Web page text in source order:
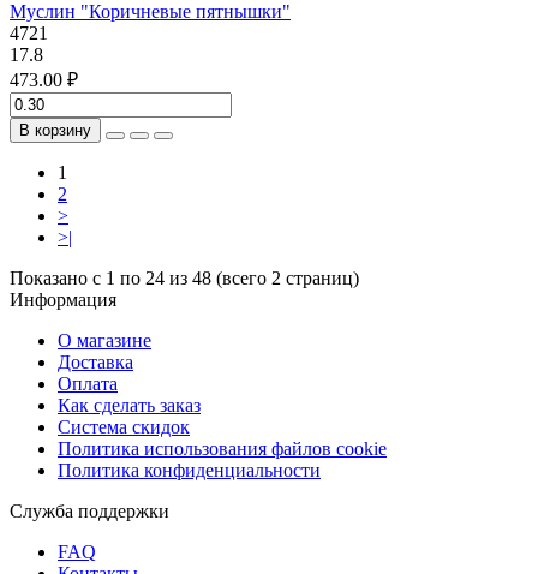
Муслин "Коричневые пятнышки"
4721
17.8
473.00 ₽
В корзину
1
2
>
>|
Показано с 1 по 24 из 48 (всего 2 страниц)
Информация
О магазине
Доставка
Оплата
Как сделать заказ
Система скидок
Политика использования файлов cookie
Политика конфиденциальности
Служба поддержки
FAQ